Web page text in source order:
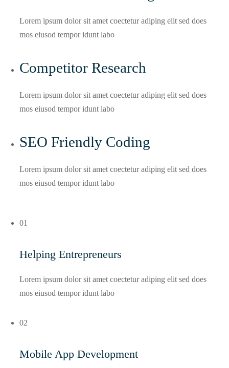
Lorem ipsum dolor sit amet coectetur adiping elit sed does
mos eiusod tempor idunt labo
Competitor Research​
Lorem ipsum dolor sit amet coectetur adiping elit sed does
mos eiusod tempor idunt labo
SEO Friendly Coding​
Lorem ipsum dolor sit amet coectetur adiping elit sed does
mos eiusod tempor idunt labo
01
Helping Entrepreneurs
Lorem ipsum dolor sit amet coectetur adiping elit sed does
mos eiusod tempor idunt labo
02
Mobile App Development